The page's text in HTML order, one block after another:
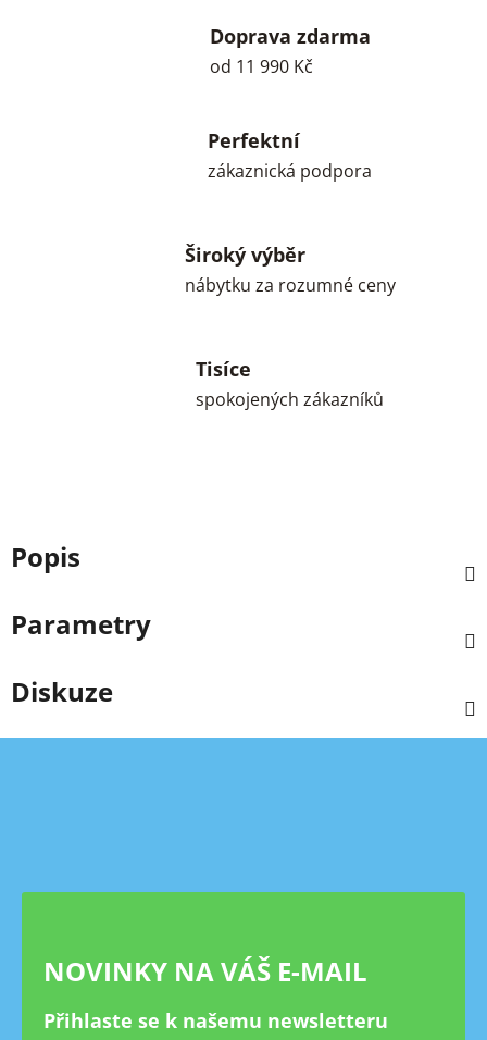
Doprava zdarma
od 11 990 Kč
Perfektní
zákaznická podpora
Široký výběr
nábytku za rozumné ceny
Tisíce
spokojených zákazníků
Popis
Parametry
Diskuze
Z
NOVINKY NA VÁŠ E-MAIL
Přihlaste se k našemu newsletteru